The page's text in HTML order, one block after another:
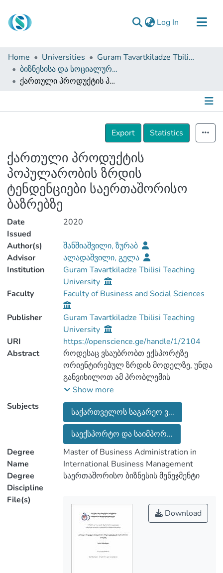
Log In (current)
Communities & Collections
Browse
Documentation
Home Universities
Guram Tavartkiladze Tbilisi Teaching University
ბიზნესისა და სოციალური მეცნიერებების ფაკულტეტი (სამაგისტრო ნაშრომები)
ქართული პროდუქტის პოპულარობის ზრდის ტენდენციები საერთაშორისო ბაზრებზე
Details
Export
Statistics
ქართული პროდუქტის
პოპულარობის ზრდის
ტენდენციები საერთაშორისო
ბაზრებზე
Date
Issued
2020
Author(s)
შანშიაშვილი, ზურაბ
Advisor
ალადაშვილი, გელა
Institution
Guram Tavartkiladze Tbilisi Teaching
University
Faculty
Faculty of Business and Social Sciences
Publisher
Guram Tavartkiladze Tbilisi Teaching
University
URI
https://openscience.ge/handle/1/2104
Abstract
როდესაც ვსაუბრობთ ექსპორტზე
ორიენტირებულ ზრდის მოდელზე, უნდა
განვიხილოთ ამ პრობლემის
რამოდენიმე ასპექტი. პირველი ასპექტია
არსებული საექსპორტო პროდუქტები და
მათი გაყიდვის ინტენსიურობა; მეორე
ასპექტია ექსპორტის გეოგრაფიის
გაფართოება, რაც თავისთავად მოიცავს
უკვე არსებულ საექსპორტო ბაზრებზე
უკეთესი პირობების მოპოვებას; მესამე
საკითხია ახალი საექსპორტო
ნაშრომში გაანალიზებულია
საქართველოს საგარეო ვაჭრობის
გეოგრაფიული მიმართუ-ლებები.
გამოკვეთილია საექსპორტო და
Show more
Subjects
საქართველოს საგარეო ვ...
საექსპორტო და საიმპორ...
Degree
Name
Master of Business Administration in
International Business Management
Degree
Discipline
საერთაშორისო ბიზნესის მენეჯმენტი
File(s)
Download